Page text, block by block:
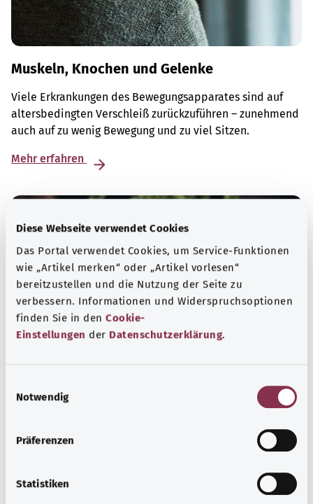
Diese Webseite verwendet Cookies
Das Portal verwendet Cookies, um Service-Funktionen
wie „Artikel merken“ oder „Artikel vorlesen“
bereitzustellen und die Nutzung der Seite zu
verbessern. Informationen und Widerspruchsoptionen
finden Sie in den Cookie-
Einstellungen der Datenschutzerklärung.
Notwendig
Präferenzen
Statistiken
Muskeln, Knochen und Gelenke
Viele Erkrankungen des Bewegungsapparates sind auf
altersbedingten Verschleiß zurückzuführen – zunehmend
auch auf zu wenig Bewegung und zu viel Sitzen.
Mehr erfahren
Selbsthilfegruppen bieten Austausch und Unterstützung
Suchtproblemen, Behinderungen und seelischen
Mehr erfahren